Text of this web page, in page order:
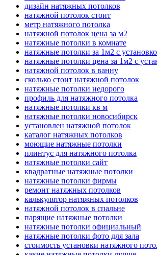
дизайн натяжных потолков
натяжной потолок стоит
метр натяжного потолка
натяжной потолок цена за м2
натяжные потолки в комнате
натяжные потолки за 1м2 с
натяжные потолки цена за 1м2 с
натяжной потолок в ванну
сколько стоит натяжной потолок
натяжные потолки недорого
профиль для натяжного потолка
натяжные потолки кв м
натяжные потолки новосибирск
установлен натяжной потолок
каталог натяжных потолков
моющие натяжные потолки
плинтус для натяжного потолка
натяжные потолки сайт
квадратные натяжные потолки
натяжные потолки фирмы
ремонт натяжных потолков
калькулятор натяжных потолков
натяжной потолок в спальне
парящие натяжные потолки
натяжные потолки официальный
натяжные потолки фото для зала
стоимость установки натяжного